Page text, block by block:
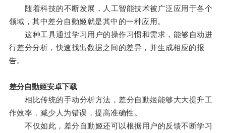
随着科技的不断发展，人工智能技术被广泛应用于各个
领域，其中差分自動姬就是其中的一种应用。
这种工具通过学习用户的操作习惯和需求，能够自动进
行差分分析，快速找出数据之间的差异，并生成相应的报
告。
差分自動姬安卓下载
相比传统的手动分析方法，差分自動姬能够大大提升工
作效率，减少人为错误，提高准确性。
不仅如此，差分自動姬还可以根据用户的反馈不断学习